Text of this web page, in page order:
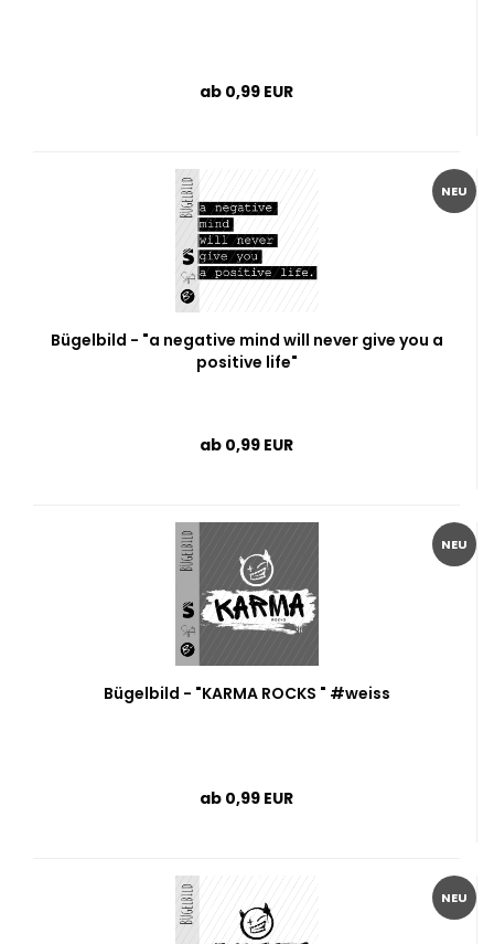
ab 0,99 EUR
NEU
Bügelbild - "a negative mind will never give you a
positive life"
ab 0,99 EUR
NEU
Bügelbild - "KARMA ROCKS " #weiss
ab 0,99 EUR
NEU